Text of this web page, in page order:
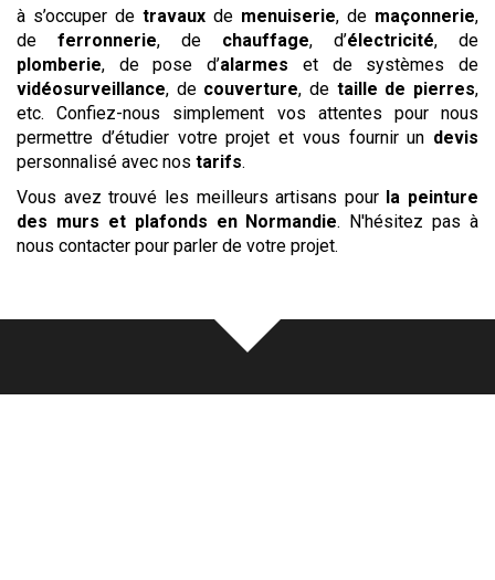
à s’occuper de travaux de menuiserie, de maçonnerie,
de ferronnerie, de chauffage, d’électricité, de
plomberie, de pose d’alarmes et de systèmes de
vidéosurveillance, de couverture, de taille de pierres,
etc. Confiez-nous simplement vos attentes pour nous
permettre d’étudier votre projet et vous fournir un devis
personnalisé avec nos tarifs.
Vous avez trouvé les meilleurs artisans pour la peinture
des murs et plafonds en Normandie. N'hésitez pas à
nous contacter pour parler de votre projet.